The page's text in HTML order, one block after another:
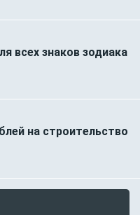
всех знаков зодиака
на строительство